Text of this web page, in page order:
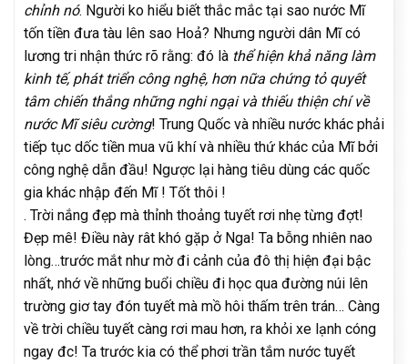
chỉnh nó. Người ko hiểu biết thắc mắc tại sao nước Mĩ
tốn tiền đưa tàu lên sao Hoả? Nhưng người dân Mĩ có
lương tri nhận thức rõ rằng: đó là thể hiện khả năng làm
kinh tế, phát triển công nghệ, hơn nữa chứng tỏ quyết
tâm chiến thắng những nghi ngại và thiếu thiện chí về
nước Mĩ siêu cường! Trung Quốc và nhiều nước khác phải
tiếp tục dốc tiền mua vũ khí và nhiều thứ khác của Mĩ bởi
công nghệ dẫn đầu! Ngược lại hàng tiêu dùng các quốc
gia khác nhập đến Mĩ ! Tốt thôi !
. Trời nắng đẹp mà thỉnh thoảng tuyết rơi nhẹ từng đợt!
Đẹp mê! Điều này rât khó gặp ở Nga! Ta bỗng nhiên nao
lòng…trước mắt như mờ đi cảnh của đô thị hiện đại bậc
nhất, nhớ về những buổi chiều đi học qua đường núi lên
trường giơ tay đón tuyết mà mồ hôi thấm trên trán… Càng
về trời chiều tuyết càng rơi mau hơn, ra khỏi xe lạnh cóng
ngay đc! Ta trước kia có thể phơi trần tắm nước tuyết